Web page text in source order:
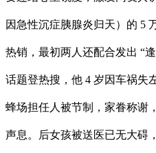
因急性沉症胰腺炎归天）的 5
热销，最初两人还配合发出 “
话题登热搜，他 4 岁因车祸失
蜂场担任人被节制，家眷称谢
声息。后女孩被送医已无大碍